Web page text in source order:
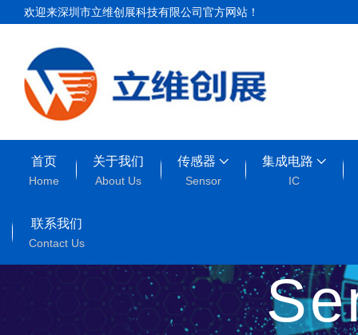
欢迎来深圳市立维创展科技有限公司官方网站！
首页
Home
关于我们
About Us
传感器
Sensor
集成电路
IC
联系我们
Contact Us